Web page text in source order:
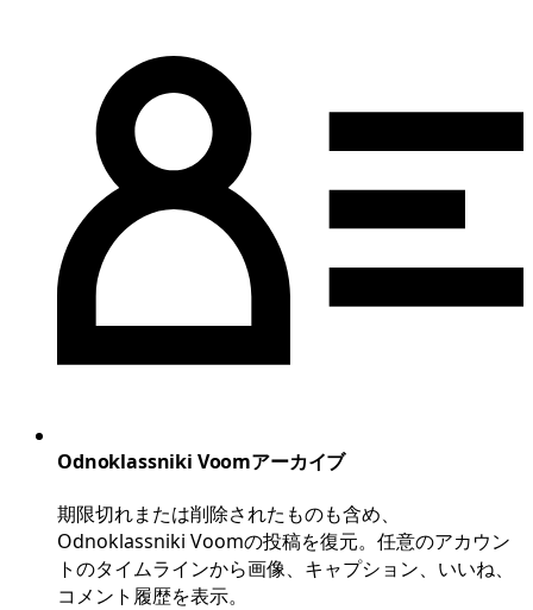
Odnoklassniki Voomアーカイブ
期限切れまたは削除されたものも含め、
Odnoklassniki Voomの投稿を復元。任意のアカウン
トのタイムラインから画像、キャプション、いいね、
コメント履歴を表示。